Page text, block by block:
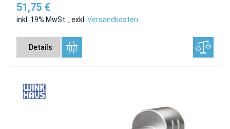
51,75 €
inkl. 19% MwSt. , exkl. Versandkosten
Details